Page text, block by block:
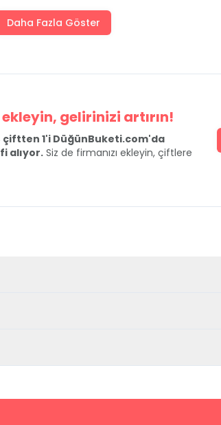
Daha Fazla Göster
ekleyin, gelirinizi artırın!
çiftten 1'i DüğünBuketi.com'da
alıyor. Siz de firmanızı ekleyin, çiftlere